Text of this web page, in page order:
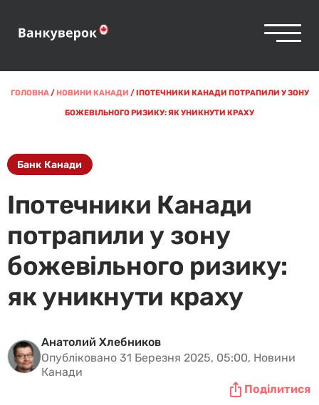
ГОЛОВНА/НОВИНИ КАНАДИ /ІПОТЕЧНИКИ КАНАДИ ПОТРАПИЛИ У ЗОНУ
БОЖЕВІЛЬНОГО РИЗИКУ: ЯК УНИКНУТИ КРАХУ
Банк Канади
Іпотечники Канади
потрапили у зону
божевільного ризику:
як уникнути краху
Анатолий Хлебников
Опубліковано 31 Березня 2025, 05:00, Новини
Канади
Поділитися